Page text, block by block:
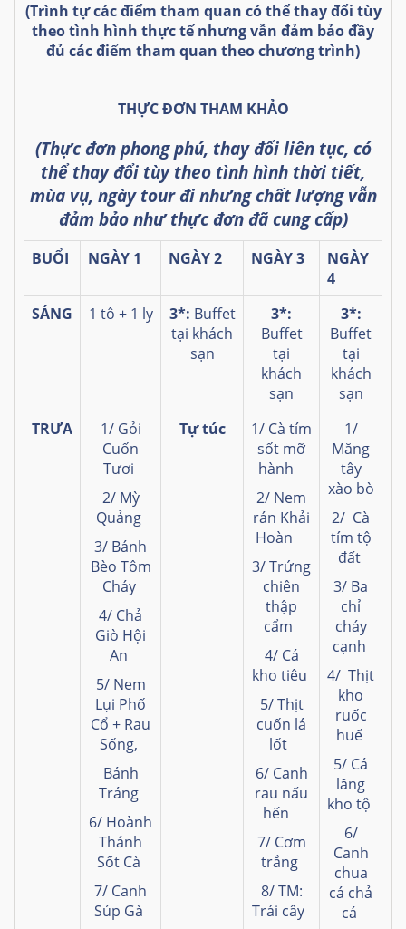
(Trình tự các điểm tham quan có thể thay đổi tùy
theo tình hình thực tếnhưng vẫn đảm bảo đầy
đủ các điểm tham quan theo chương trình)
THỰC ĐƠN THAM KHẢO
(Thực đơn phong phú, thay đổi liên tục, có
thể thay đổi tùy theo tình hình thời tiết,
mùa vụ, ngày tour đi nhưng chất lượng vẫn
đảm bảo như thực đơn đã cung cấp)
BUỔI NGÀY 1 NGÀY 2 NGÀY 3
NGÀY
4
SÁNG
1 tô + 1 ly 3*: Buffet
tại khách
sạn
3*:
Buffet
tại
khách
sạn
3*:
Buffet
tại
khách
sạn
TRƯA
1/ Gỏi
Cuốn
Tươi
2/ Mỳ
Quảng
3/ Bánh
Bèo Tôm
Cháy
4/ Chả
Giò Hội
An
5/ Nem
Lụi Phố
Cổ + Rau
Sống,
Bánh
Tráng
6/ Hoành
Thánh
Sốt Cà
7/ Canh
Súp Gà
Tự túc
1/ Cà tím
sốt mỡ
hành
2/ Nem
rán Khải
Hoàn
3/ Trứng
chiên
thập
cẩm
4/ Cá
kho tiêu
5/ Thịt
cuốn lá
lốt
6/ Canh
rau nấu
hến
7/ Cơm
trắng
8/ TM:
Trái cây
1/
Măng
tây
xào bò
2/ Cà
tím tộ
đất
3/ Ba
chỉ
cháy
cạnh
4/ Thịt
kho
ruốc
huế
5/ Cá
lăng
kho tộ
6/
Canh
chua
cá chả
cá